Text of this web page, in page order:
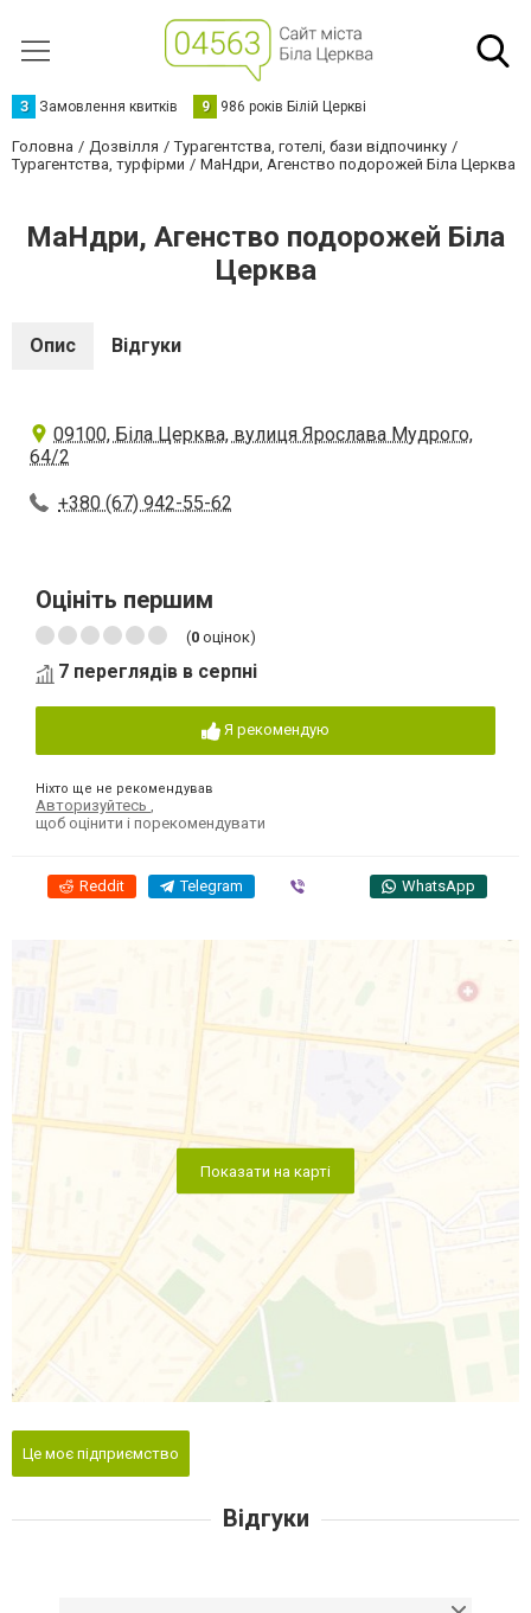
З Замовлення квитків 9 986 років Білій Церкві
Головна Дозвілля
Турагентства, готелі, бази відпочинку
Турагентства, турфірми
МаНдри, Агенство подорожей Біла Церква
МаНдри, Агенство подорожей Біла
Церква
Опис Відгуки
09100, Біла Церква, вулиця Ярослава Мудрого,
64/2
+380 (67) 942-55-62
Оцініть першим
(0 оцінок)
7 переглядів в серпні
Я рекомендую
Ніхто ще не рекомендував
Авторизуйтесь
щоб оцінити і порекомендувати
Reddit Telegram WhatsApp
Показати на карті
Це моє підприємство
Відгуки